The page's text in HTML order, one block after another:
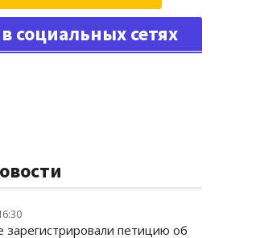
социальных сетях
зарегистрировали петицию об